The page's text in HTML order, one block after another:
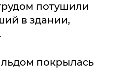
потушили
в здании,
покрылась